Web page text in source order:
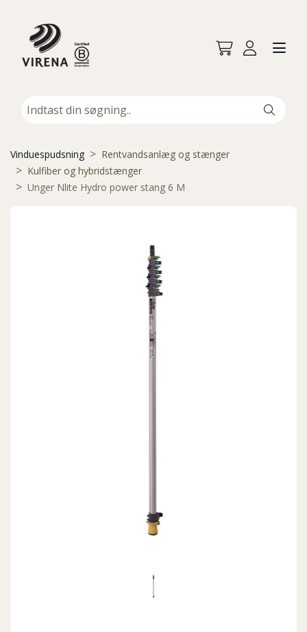
Vinduespudsning
Rentvandsanlæg og stænger
Kulfiber og hybridstænger
Unger Nlite Hydro power stang 6 M